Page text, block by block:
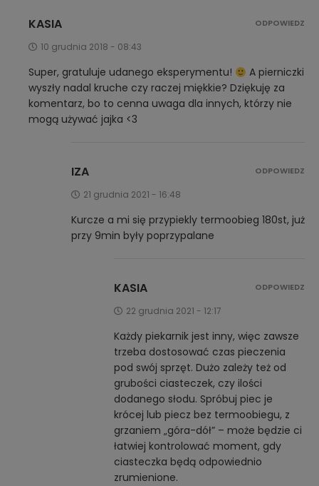
KASIA
10 grudnia 2018 - 08:43
Super, gratuluje udanego eksperymentu!
A pierniczki
wyszły nadal kruche czy raczej miękkie? Dziękuję za
komentarz, bo to cenna uwaga dla innych, którzy nie
mogą używać jajka <3
ODPOWIEDZ
IZA
21 grudnia 2021 - 16:48
Kurcze a mi się przypiekly termoobieg 180st, już
przy 9min były poprzypalane
ODPOWIEDZ
KASIA
22 grudnia 2021 - 12:17
Każdy piekarnik jest inny, więc zawsze
trzeba dostosować czas pieczenia
pod swój sprzęt. Dużo zależy też od
grubości ciasteczek, czy ilości
dodanego słodu. Spróbuj piec je
krócej lub piecz bez termoobiegu, z
grzaniem „góra-dół” – może będzie ci
łatwiej kontrolować moment, gdy
ciasteczka będą odpowiednio
zrumienione.
ODPOWIEDZ